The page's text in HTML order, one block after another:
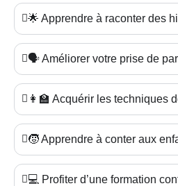
🌟 Apprendre à raconter des
🗣️ Améliorer votre prise de
👩‍🏫 Acquérir les techniques
🧒 Apprendre à conter aux
💻 Profiter d’une formation